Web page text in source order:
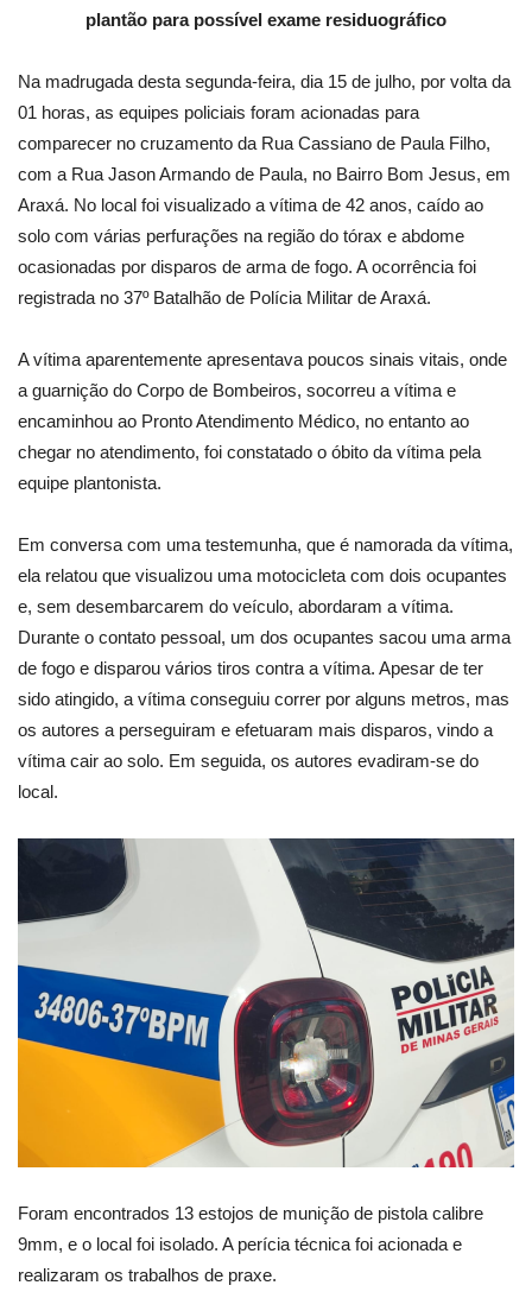
plantão para possível exame residuográfico
Na madrugada desta segunda-feira, dia 15 de julho, por volta da
01 horas, as equipes policiais foram acionadas para
comparecer no cruzamento da Rua Cassiano de Paula Filho,
com a Rua Jason Armando de Paula, no Bairro Bom Jesus, em
Araxá. No local foi visualizado a vítima de 42 anos, caído ao
solo com várias perfurações na região do tórax e abdome
ocasionadas por disparos de arma de fogo. A ocorrência foi
registrada no 37º Batalhão de Polícia Militar de Araxá.
A vítima aparentemente apresentava poucos sinais vitais, onde
a guarnição do Corpo de Bombeiros, socorreu a vítima e
encaminhou ao Pronto Atendimento Médico, no entanto ao
chegar no atendimento, foi constatado o óbito da vítima pela
equipe plantonista.
Em conversa com uma testemunha, que é namorada da vítima,
ela relatou que visualizou uma motocicleta com dois ocupantes
e, sem desembarcarem do veículo, abordaram a vítima.
Durante o contato pessoal, um dos ocupantes sacou uma arma
de fogo e disparou vários tiros contra a vítima. Apesar de ter
sido atingido, a vítima conseguiu correr por alguns metros, mas
os autores a perseguiram e efetuaram mais disparos, vindo a
vítima cair ao solo. Em seguida, os autores evadiram-se do
local.
Foram encontrados 13 estojos de munição de pistola calibre
9mm, e o local foi isolado. A perícia técnica foi acionada e
realizaram os trabalhos de praxe.